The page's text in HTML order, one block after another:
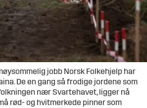
jobb Norsk Folkehjelp har
De en gang så frodige jordene som
nær Svartehavet, ligger nå
rød- og hvitmerkede pinner som